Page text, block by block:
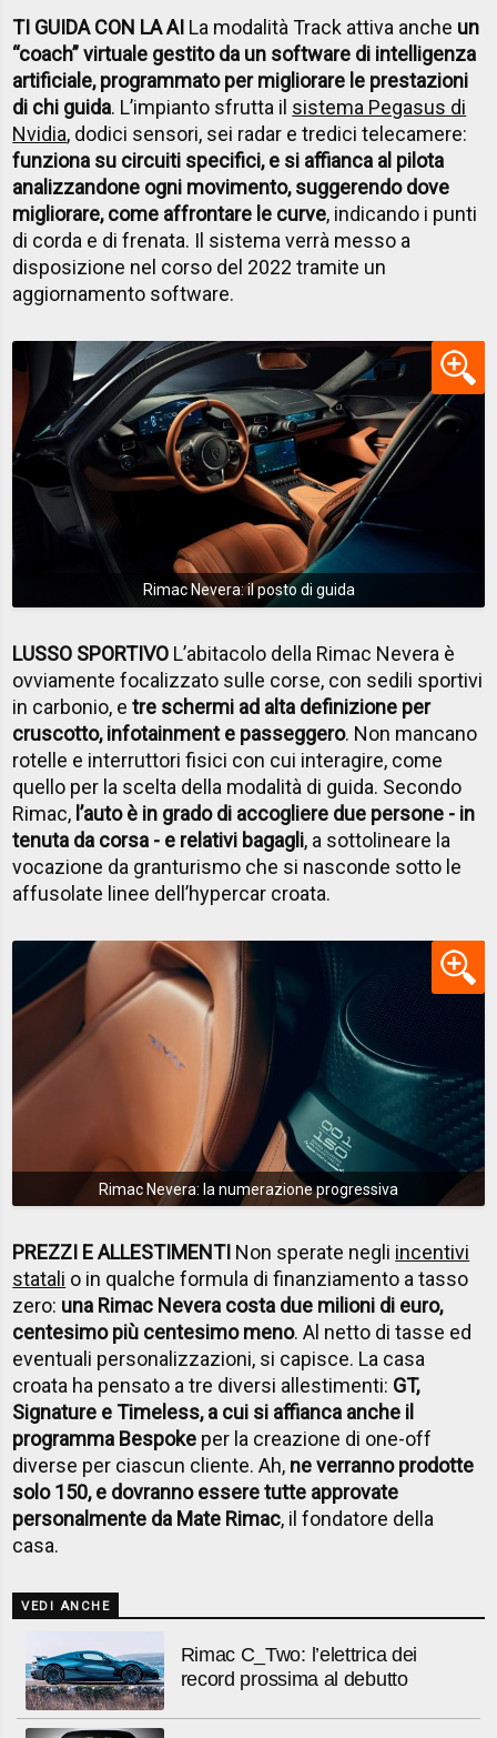
TI GUIDA CON LA AI La modalità Track attiva anche un
“coach” virtuale gestito da un software di intelligenza
artificiale, programmato per migliorare le prestazioni
di chi guida. L’impianto sfrutta il sistema Pegasus di
Nvidia, dodici sensori, sei radar e tredici telecamere:
funziona su circuiti specifici, e si affianca al pilota
analizzandone ogni movimento, suggerendo dove
migliorare, come affrontare le curve, indicando i punti
di corda e di frenata. Il sistema verrà messo a
disposizione nel corso del 2022 tramite un
aggiornamento software.
Rimac Nevera: il posto di guida
LUSSO SPORTIVO L’abitacolo della Rimac Nevera è
ovviamente focalizzato sulle corse, con sedili sportivi
in carbonio, etre schermi ad alta definizione per
cruscotto, infotainment e passeggero. Non mancano
rotelle e interruttori fisici con cui interagire, come
quello per la scelta della modalità di guida. Secondo
Rimac, l’auto è in grado di accogliere due persone - in
tenuta da corsa - e relativi bagagli, a sottolineare la
vocazione da granturismo che si nasconde sotto le
affusolate linee dell’hypercar croata.
Rimac Nevera: la numerazione progressiva
PREZZI E ALLESTIMENTI Non sperate negli incentivi
statali o in qualche formula di finanziamento a tasso
zero: una Rimac Nevera costa due milioni di euro,
centesimo più centesimo meno. Al netto di tasse ed
eventuali personalizzazioni, si capisce. La casa
croata ha pensato a tre diversi allestimenti: GT,
Signature e Timeless, a cui si affianca anche il
programma Bespoke per la creazione di one-off
diverse per ciascun cliente. Ah, ne verranno prodotte
solo 150, e dovranno essere tutte approvate
personalmente da Mate Rimac, il fondatore della
casa.
VEDI ANCHE
Rimac C_Two: l’elettrica dei
record prossima al debutto